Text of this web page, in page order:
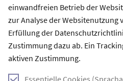
einwandfreien Betrieb der
zur Analyse der Websitenutzung
Erfüllung der
Zustimmung dazu ab. Ein
aktiven Zustimmung.
Essentielle Cookies
3. März 2026
ALUMNI:AETREFFEN DES